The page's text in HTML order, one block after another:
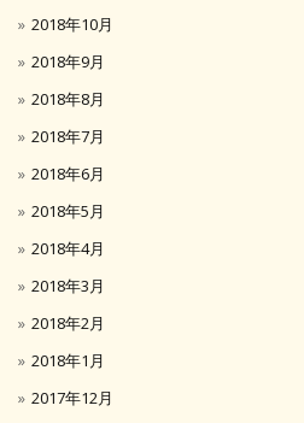
2018年10月
2018年9月
2018年8月
2018年7月
2018年6月
2018年5月
2018年4月
2018年3月
2018年2月
2018年1月
2017年12月